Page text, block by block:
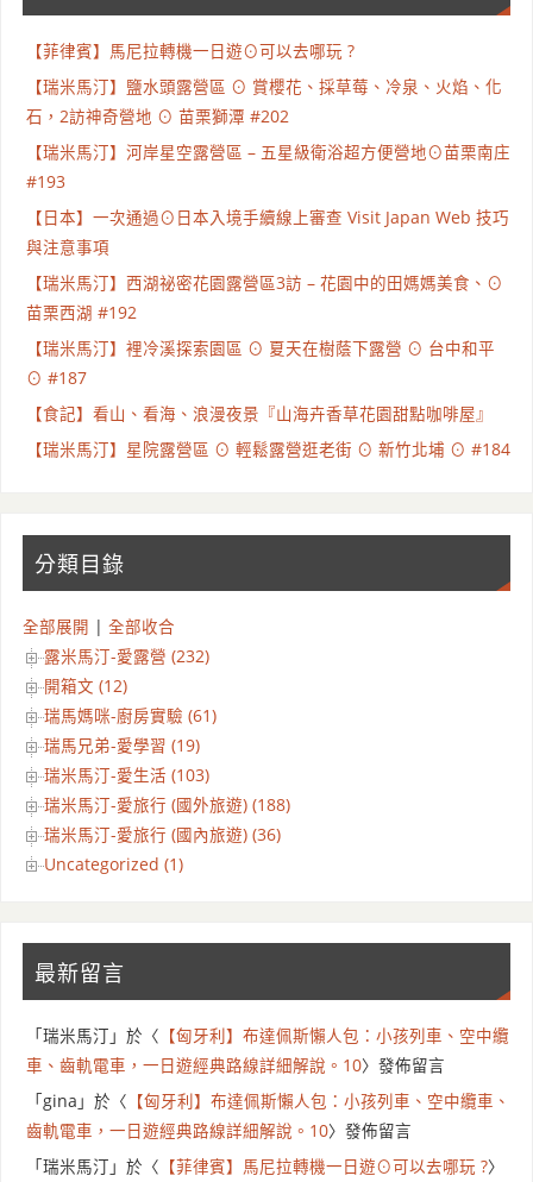
【菲律賓】馬尼拉轉機一日遊⊙可以去哪玩 ?
【瑞米馬汀】鹽水頭露營區 ⊙ 賞櫻花、採草莓、冷泉、火焰、化
石，2訪神奇營地 ⊙ 苗栗獅潭 #202
【瑞米馬汀】河岸星空露營區 – 五星級衛浴超方便營地⊙苗栗南庄
#193
【日本】一次通過⊙日本入境手續線上審查 Visit Japan Web 技巧
與注意事項
【瑞米馬汀】西湖祕密花園露營區3訪 – 花園中的田媽媽美食、⊙
苗栗西湖 #192
【瑞米馬汀】裡冷溪探索園區 ⊙ 夏天在樹蔭下露營 ⊙ 台中和平
⊙ #187
【食記】看山、看海、浪漫夜景『山海卉香草花園甜點咖啡屋』
【瑞米馬汀】星院露營區 ⊙ 輕鬆露營逛老街 ⊙ 新竹北埔 ⊙ #184
分類目錄
全部展開 | 全部收合
露米馬汀-愛露營 (232)
開箱文 (12)
瑞馬媽咪-廚房實驗 (61)
瑞馬兄弟-愛學習 (19)
瑞米馬汀-愛生活 (103)
瑞米馬汀-愛旅行 (國外旅遊) (188)
瑞米馬汀-愛旅行 (國內旅遊) (36)
Uncategorized (1)
最新留言
「瑞米馬汀 」於〈 【匈牙利】布達佩斯懶人包：小孩列車、空中纜
車、齒軌電車，一日遊經典路線詳細解說。10〉發佈留言
「gina 」於〈 【匈牙利】布達佩斯懶人包：小孩列車、空中纜車、
齒軌電車，一日遊經典路線詳細解說。10〉發佈留言
「瑞米馬汀 」於〈 【菲律賓】馬尼拉轉機一日遊⊙可以去哪玩 ?〉